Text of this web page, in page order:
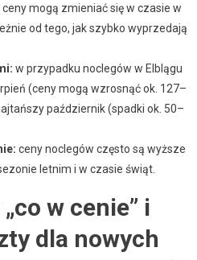
ceny mogą zmieniać się w czasie w
od tego, jak szybko wyprzedają
w przypadku noclegów w Elblągu
(ceny mogą wzrosnąć ok. 127–
październik (spadki ok. 50–
ceny noclegów często są wyższe
letnim i w czasie świąt.
w cenie” i
dla nowych